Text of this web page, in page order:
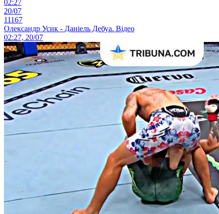
02:27
20/07
11167
Олександр Усик - Даніель Дебуа. Відео
02:27, 20/07